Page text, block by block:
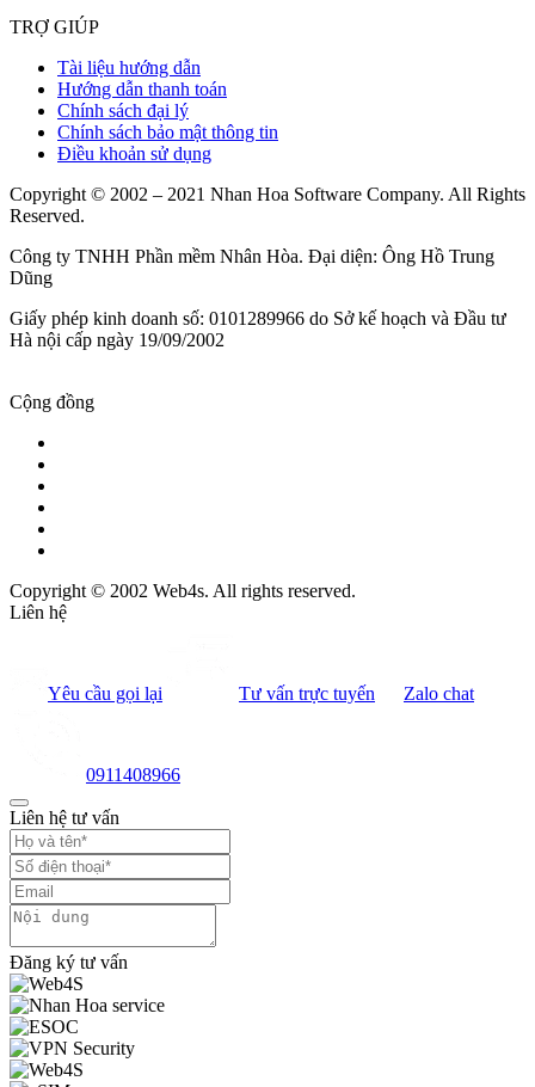
TRỢ GIÚP
Tài liệu hướng dẫn
Hướng dẫn thanh toán
Chính sách đại lý
Chính sách bảo mật thông tin
Điều khoản sử dụng
Copyright © 2002 – 2021 Nhan Hoa Software Company. All Rights
Reserved.
Công ty TNHH Phần mềm Nhân Hòa. Đại diện: Ông Hồ Trung
Dũng
Giấy phép kinh doanh số: 0101289966 do Sở kế hoạch và Đầu tư
Hà nội cấp ngày 19/09/2002
Cộng đồng
Copyright © 2002 Web4s. All rights reserved.
Liên hệ
Yêu cầu gọi lại Tư vấn trực tuyến Zalo chat
0911408966
Liên hệ tư vấn
Đăng ký tư vấn